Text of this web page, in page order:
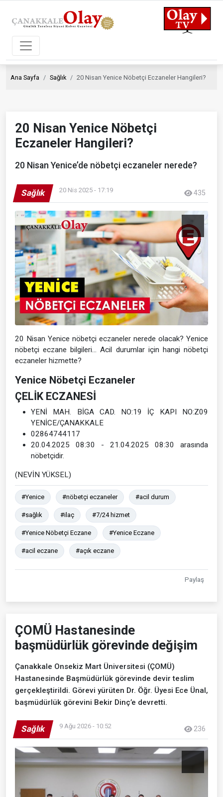
Ana Sayfa Sağlık 20 Nisan Yenice Nöbetçi Eczaneler Hangileri?
20 Nisan Yenice Nöbetçi
Eczaneler Hangileri?
20 Nisan Yenice’de nöbetçi eczaneler nerede?
Sağlık 20 Nis 2025 - 17:19 435
20 Nisan Yenice nöbetçi eczaneler nerede olacak? Yenice
nöbetçi eczane bilgileri… Acil durumlar için hangi nöbetçi
eczaneler hizmette?
Yenice Nöbetçi Eczaneler
ÇELİK ECZANESİ
YENİ MAH. BİGA CAD. NO:19 İÇ KAPI NO:Z09
YENİCE/ÇANAKKALE
02864744117
20.04.2025 08:30 - 21.04.2025 08:30 arasında
nöbetçidir.
(NEVİN YÜKSEL)
#Yenice #nöbetçi eczaneler #acil durum
#sağlık #ilaç #7/24 hizmet
#Yenice Nöbetçi Eczane #Yenice Eczane
#acil eczane #açık eczane
Paylaş
ÇOMÜ Hastanesinde
başmüdürlük görevinde değişim
Çanakkale Onsekiz Mart Üniversitesi (ÇOMÜ)
Hastanesinde Başmüdürlük görevinde devir teslim
gerçekleştirildi. Görevi yürüten Dr. Öğr. Üyesi Ece Ünal,
başmüdürlük görevini Bekir Dinç’e devretti.
Sağlık 9 Ağu 2026 - 10:52 236